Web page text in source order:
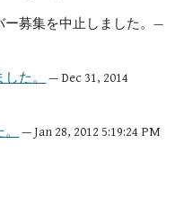
ー募集を中止しました。—
た。
— Dec 31, 2014
— Jan 28, 2012 5:19:24 PM